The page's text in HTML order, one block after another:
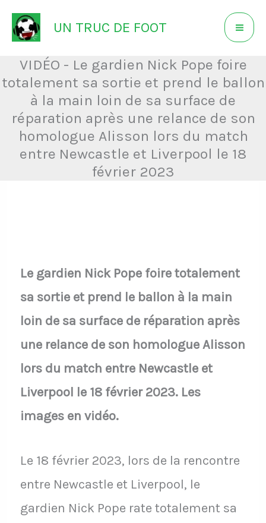
Aller
au
contenu
UN TRUC DE FOOT
VIDÉO - Le gardien Nick Pope foire
totalement sa sortie et prend le ballon
à la main loin de sa surface de
réparation après une relance de son
homologue Alisson lors du match
entre Newcastle et Liverpool le 18
février 2023
Le gardien Nick Pope foire totalement
sa sortie et prend le ballon à la main
loin de sa surface de réparation après
une relance de son homologue Alisson
lors du match entre Newcastle et
Liverpool le 18 février 2023. Les
images en vidéo.
Le 18 février 2023, lors de la rencontre
entre Newcastle et Liverpool, le
gardien Nick Pope rate totalement sa